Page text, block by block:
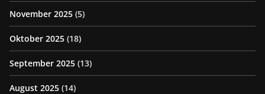
November 2025 (5)
Oktober 2025 (18)
September 2025 (13)
August 2025 (14)